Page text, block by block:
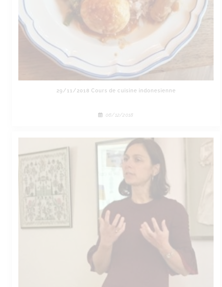
29/11/2018 Cours de cuisine indonesienne
06/12/2018